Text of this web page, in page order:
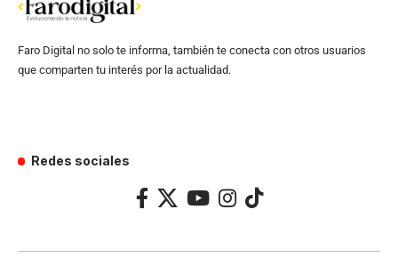
Faro Digital no solo te informa, también te conecta con otros usuarios
que comparten tu interés por la actualidad.
Redes sociales